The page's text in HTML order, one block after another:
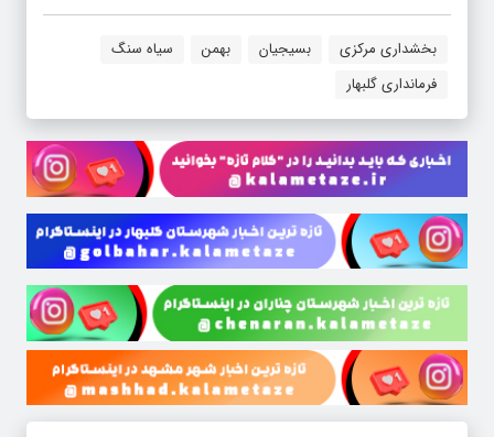
بخشداری مرکزی بسیجیان بهمن
سیاه سنگ
فرمانداری گلبهار